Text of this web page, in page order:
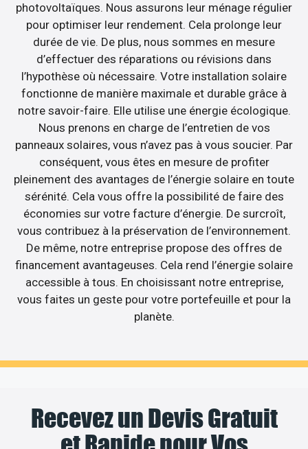
photovoltaïques. Nous assurons leur ménage régulier
pour optimiser leur rendement. Cela prolonge leur
durée de vie. De plus, nous sommes en mesure
d’effectuer des réparations ou révisions dans
l’hypothèse où nécessaire. Votre installation solaire
fonctionne de manière maximale et durable grâce à
notre savoir-faire. Elle utilise une énergie écologique.
Nous prenons en charge de l’entretien de vos
panneaux solaires, vous n’avez pas à vous soucier. Par
conséquent, vous êtes en mesure de profiter
pleinement des avantages de l’énergie solaire en toute
sérénité. Cela vous offre la possibilité de faire des
économies sur votre facture d’énergie. De surcroît,
vous contribuez à la préservation de l’environnement.
De même, notre entreprise propose des offres de
financement avantageuses. Cela rend l’énergie solaire
accessible à tous. En choisissant notre entreprise,
vous faites un geste pour votre portefeuille et pour la
planète.
Recevez un Devis Gratuit